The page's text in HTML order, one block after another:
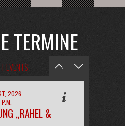
TERMINE
EVENTS
2026
„RAHEL &